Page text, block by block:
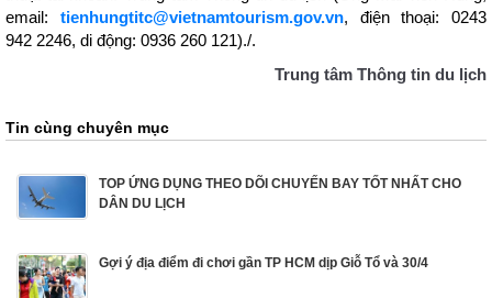
email: tienhungtitc@vietnamtourism.gov.vn, điện thoại: 0243
942 2246, di động: 0936 260 121)./.
Trung tâm Thông tin du lịch
Tin cùng chuyên mục
TOP ỨNG DỤNG THEO DÕI CHUYẾN BAY TỐT NHẤT CHO
DÂN DU LỊCH
Gợi ý địa điểm đi chơi gần TP HCM dịp Giỗ Tổ và 30/4